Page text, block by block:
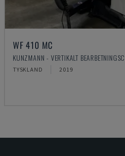
WF 410 MC
KUNZMANN - VERTIKALT
TYSKLAND 2019